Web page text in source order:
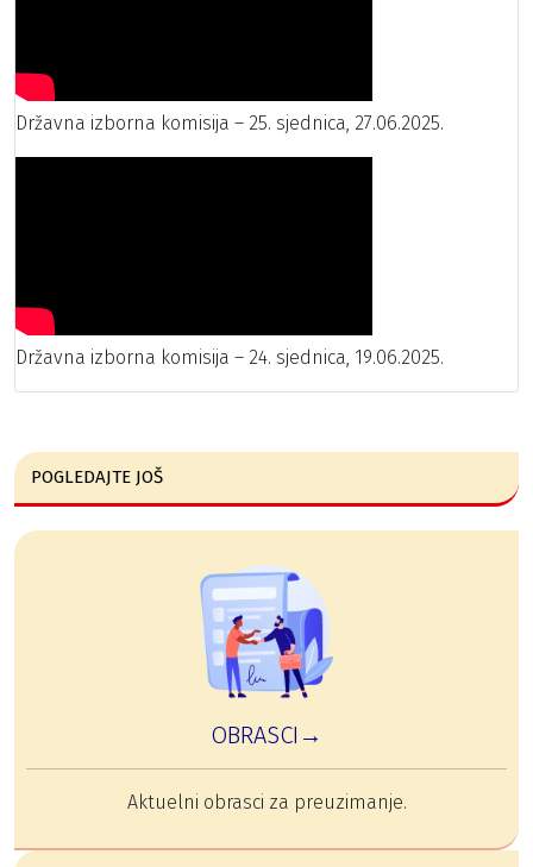
Državna izborna komisija – 25. sjednica, 27.06.2025.
Državna izborna komisija – 24. sjednica, 19.06.2025.
POGLEDAJTE JOŠ
OBRASCI→
Aktuelni obrasci za preuzimanje.